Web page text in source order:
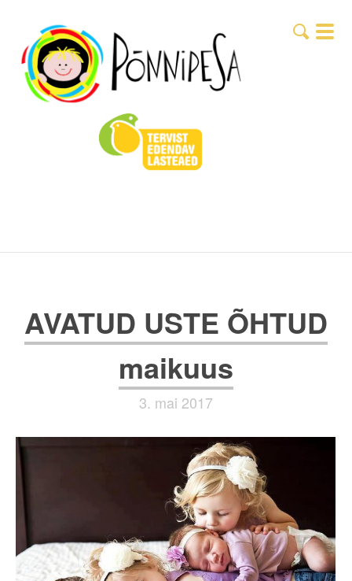
AVATUD USTE ÕHTUD
maikuus
3. mai 2017